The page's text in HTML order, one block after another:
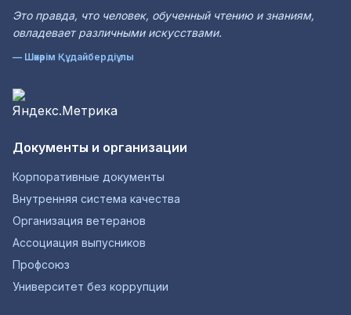
Это правда, что человек, обученный чтению и знаниям,
овладевает различными искусствами.
— Шәкәрім Құдайбердіұлы
Документы и организации
Корпоративные документы
Внутренняя система качества
Организация ветеранов
Ассоциация выпусников
Профсоюз
Университет без коррупции